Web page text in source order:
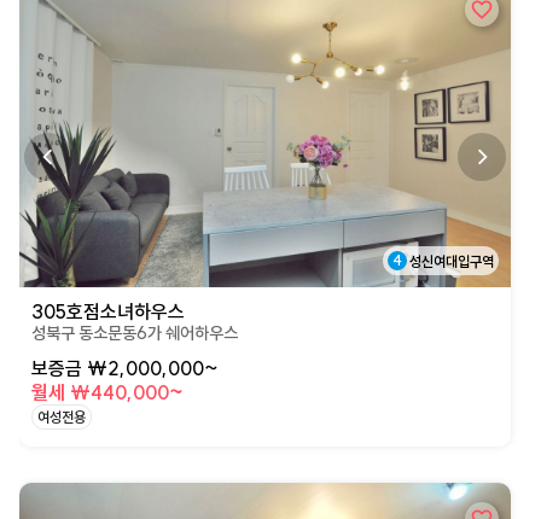
4 성신여대입구역
305호점소녀하우스
성북구 동소문동6가 쉐어하우스
보증금 ₩2,000,000~
월세 ₩440,000~
여성전용
상세페이지로 이동